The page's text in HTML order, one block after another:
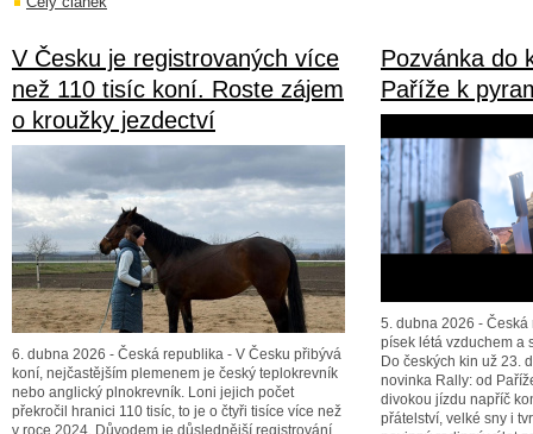
V Česku je registrovaných více
než 110 tisíc koní. Roste zájem
o kroužky jezdectví
6. dubna 2026 - Česká republika - V Česku přibývá
koní, nejčastějším plemenem je český teplokrevník
nebo anglický plnokrevník. Loni jejich počet
překročil hranici 110 tisíc, to je o čtyři tisíce více než
v roce 2024. Důvodem je důslednější registrování
Pozvánka do
Paříže k
5. dubna 2026 -
písek létá vzduchem a
Do českých kin už 23.
novinka Rally: od
divokou jízdu napříč
přátelství, velké sny i